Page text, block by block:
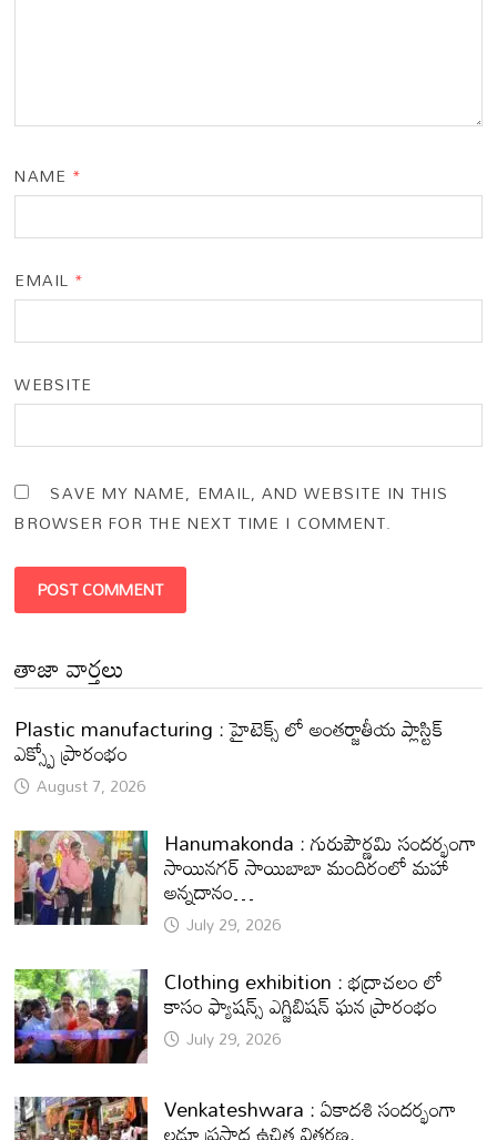
NAME *
EMAIL *
WEBSITE
SAVE MY NAME, EMAIL, AND WEBSITE IN THIS
BROWSER FOR THE NEXT TIME I COMMENT.
తాజా వార్తలు
Plastic manufacturing : హైటెక్స్ లో అంతర్జాతీయ ప్లాస్టిక్
ఎక్స్పో ప్రారంభం
August 7, 2026
Hanumakonda : గురుపౌర్ణమి సందర్భంగా
సాయినగర్‌ సాయిబాబా మందిరంలో మహా
అన్నదానం…
July 29, 2026
Clothing exhibition : భద్రాచలం లో
కాసం ఫ్యాషన్స్ ఎగ్జిబిషన్ ఘన ప్రారంభం
July 29, 2026
Venkateshwara : ఏకాదశి సందర్భంగా